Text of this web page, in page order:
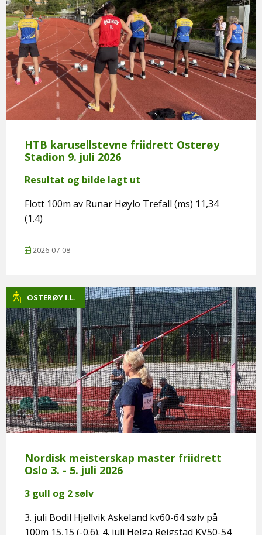
HTB karusellstevne friidrett Osterøy
Stadion 9. juli 2026
Resultat og bilde lagt ut
Flott 100m av Runar Høylo Trefall (ms) 11,34
(1.4)
2026-07-08
OSTERØY I.L.
Nordisk meisterskap master friidrett
Oslo 3. - 5. juli 2026
3 gull og 2 sølv
3. juli Bodil Hjellvik Askeland kv60-64 sølv på
100m 15,15 (-0.6). 4. juli Helga Reigstad KV50-54